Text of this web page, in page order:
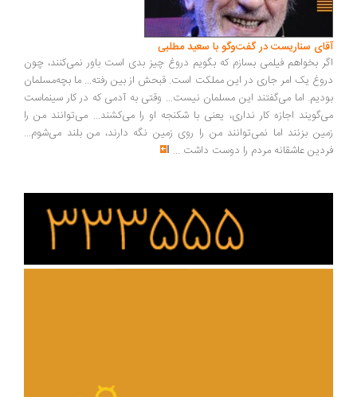
سناریست در گفت‌وگو با سعید مطلبی
بخواهم فیلمی بسازم که بگویم دروغ چیز بدی است باور نمی‌کنند، چون
یک امر جاری در این مملکت است. قبحش از بین رفته... ما بچه‌مسلمان
اما می‌گفتند این مسلمان نیست... وقتی به آدمی که در کار سینماست
اجازه کار نداری، یعنی با شکنجه او را می‌کشند... می‌توانند من را
بزنند اما نمی‌توانند من را روی زمین نگه دارند، من بلند می‌شوم...
عاشقانه مردم را دوست داشت ...